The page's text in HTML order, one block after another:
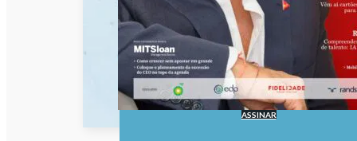
ASSINAR